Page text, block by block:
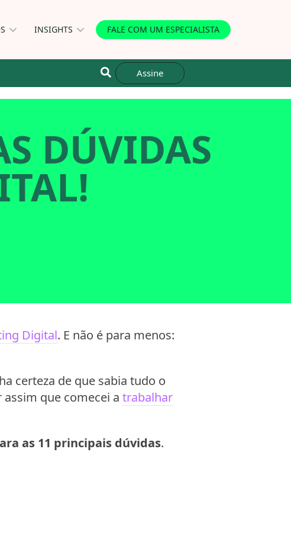
INSIGHTS FALE COM UM ESPECIALISTA
Assine
DÚVIDAS
Digital. E não é para menos:
certeza de que sabia tudo o
que comecei a trabalhar
as 11 principais dúvidas.